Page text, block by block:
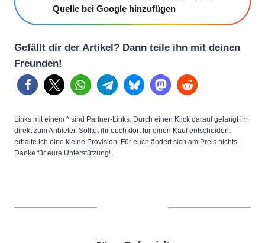
Quelle bei Google hinzufügen
Gefällt dir der Artikel? Dann teile ihn mit deinen
Freunden!
Links mit einem * sind Partner-Links. Durch einen Klick darauf gelangt ihr
direkt zum Anbieter. Solltet ihr euch dort für einen Kauf entscheiden,
erhalte ich eine kleine Provision. Für euch ändert sich am Preis nichts.
Danke für eure Unterstützung!